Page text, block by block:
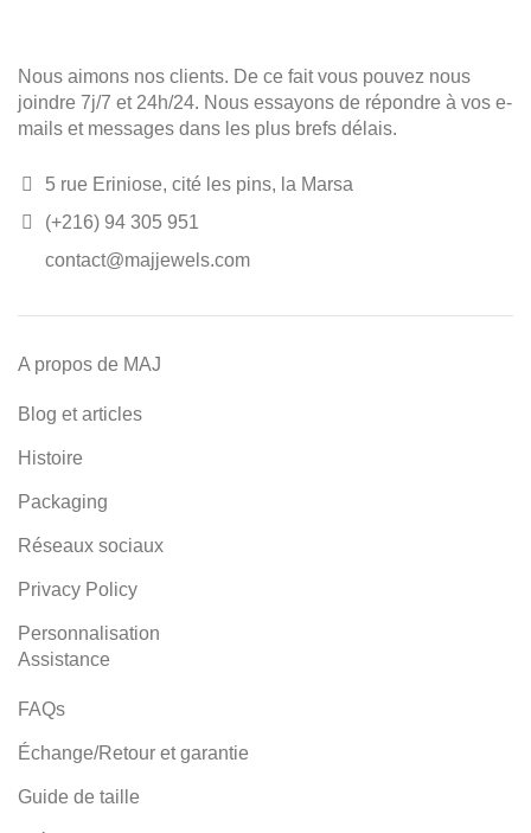
Nous aimons nos clients. De ce fait vous pouvez nous
joindre 7j/7 et 24h/24. Nous essayons de répondre à vos e-
mails et messages dans les plus brefs délais.
5 rue Eriniose, cité les pins, la Marsa
(+216) 94 305 951
contact@majjewels.com
A propos de MAJ
Blog et articles
Histoire
Packaging
Réseaux sociaux
Privacy Policy
Personnalisation
Assistance
FAQs
Échange/Retour et garantie
Guide de taille